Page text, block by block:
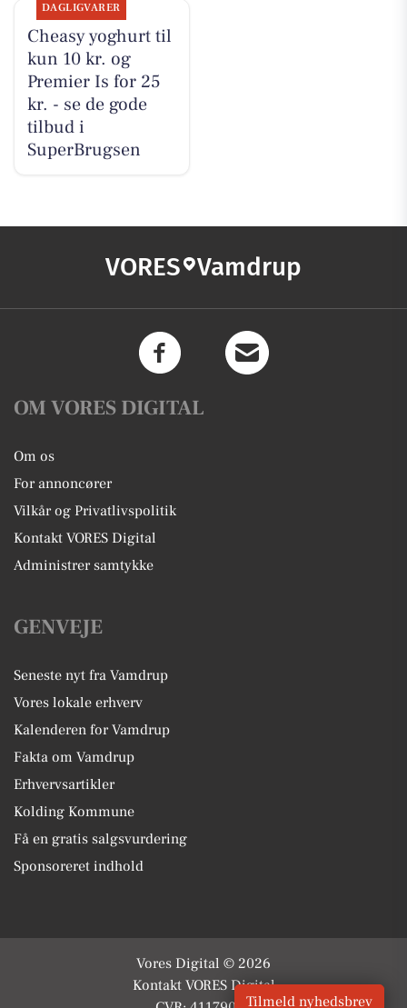
DAGLIGVARER
Cheasy yoghurt til
kun 10 kr. og
Premier Is for 25
kr. - se de gode
tilbud i
SuperBrugsen
VORES Vamdrup
OM VORES DIGITAL
Om os
For annoncører
Vilkår og Privatlivspolitik
Kontakt VORES Digital
Administrer samtykke
GENVEJE
Seneste nyt fra Vamdrup
Vores lokale erhverv
Kalenderen for Vamdrup
Fakta om Vamdrup
Erhvervsartikler
Kolding Kommune
Få en gratis salgsvurdering
Sponsoreret indhold
Vores Digital © 2026
Kontakt VORES Digital
Tilmeld nyhedsbrev